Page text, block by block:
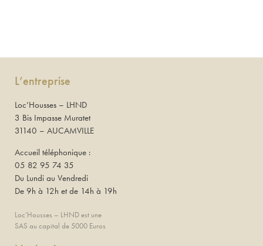
L’entreprise
Loc’Housses – LHND
3 Bis Impasse Muratet
31140 – AUCAMVILLE
Accueil téléphonique :
05 82 95 74 35
Du Lundi au Vendredi
De 9h à 12h et de 14h à 19h
Loc’Housses – LHND est une
SAS au capital de 5000 Euros